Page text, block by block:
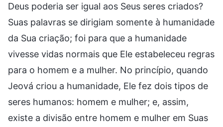
Deus poderia ser igual aos Seus seres criados?
Suas palavras se dirigiam somente à humanidade
da Sua criação; foi para que a humanidade
vivesse vidas normais que Ele estabeleceu regras
para o homem e a mulher. No princípio, quando
Jeová criou a humanidade, Ele fez dois tipos de
seres humanos: homem e mulher; e, assim,
existe a divisão entre homem e mulher em Suas